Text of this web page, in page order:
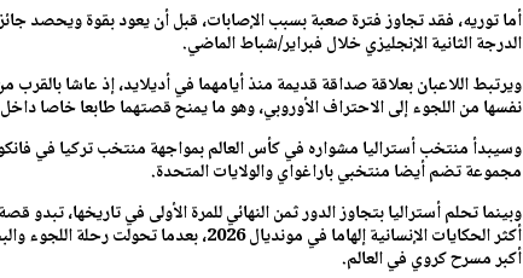
أما توريه، فقد تجاوز فترة صعبة بسبب الإصابات، قبل أن يعود بقوة ويحصد
الدرجة الثانية الإنجليزي خلال فبراير/شباط الماضي.
ويرتبط اللاعبان بعلاقة صداقة قديمة منذ أيامهما في أديلايد، إذ عاشا
نفسها من اللجوء إلى الاحتراف الأوروبي، وهو ما يمنح قصتهما طابعا خاصا
مجموعة تضم أيضا منتخبي باراغواي والولايات المتحدة.
وبينما تحلم أستراليا بتجاوز الدور ثمن النهائي للمرة الأولى في تاريخها، تبدو
أكثر الحكايات الإنسانية إلهاما في مونديال 2026،
أكبر مسرح كروي في العالم.